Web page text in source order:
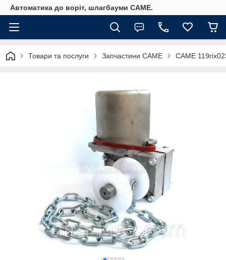
Автоматика до воріт, шлагбауми CAME.
Товари та послуги Запчастини CAME CAME